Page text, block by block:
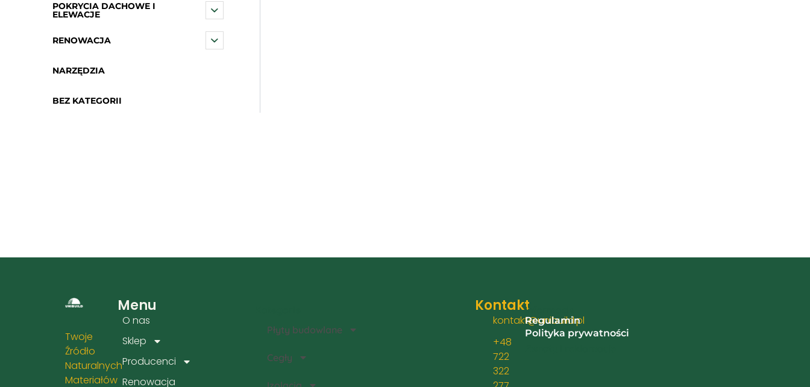
POKRYCIA DACHOWE I
ELEWACJE
RENOWACJA
NARZĘDZIA
BEZ KATEGORII
Twoje
Źródło
Naturalnych
Materiałów
Menu
O nas
Sklep
Producenci
Renowacja
Płyty budowlane
Cegły
Kontakt
kontakt@unibuild.pl
+48
722
322
Informacje
Regulamin
Polityka prywatności